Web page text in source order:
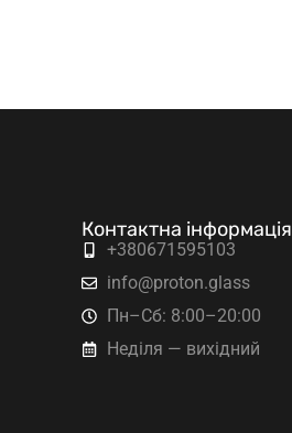
Контактна інформація
+380671595103
info@proton.glass
Пн–Сб: 8:00–20:00
Неділя — вихідний